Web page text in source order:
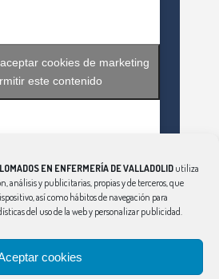
EN ENFERMERÍA DE VALLADOLID utiliza
análisis y publicitarias, propias y de terceros, que
así como hábitos de navegación para
del uso de la web y personalizar publicidad.
cookies
cookies de marketing
este contenido
by EnfValladolid
cookies de marketing
este contenido